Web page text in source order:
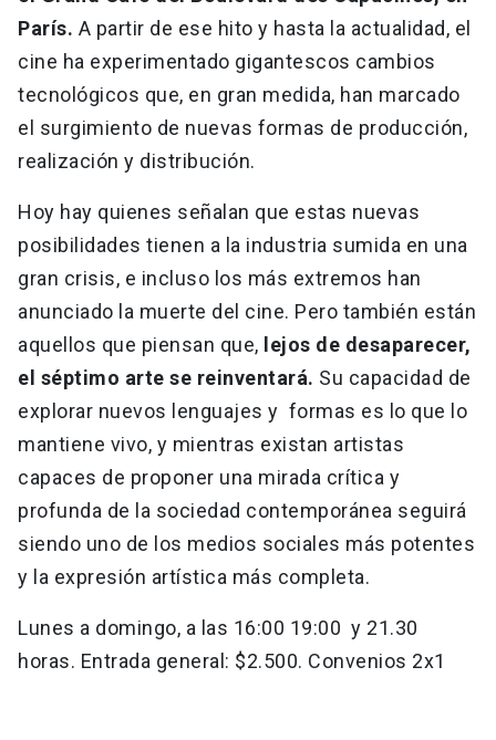
París. A partir de ese hito y hasta la actualidad, el
cine ha experimentado gigantescos cambios
tecnológicos que, en gran medida, han marcado
el surgimiento de nuevas formas de producción,
realización y distribución.
Hoy hay quienes señalan que estas nuevas
posibilidades tienen a la industria sumida en una
gran crisis, e incluso los más extremos han
anunciado la muerte del cine. Pero también están
aquellos que piensan que, lejos de desaparecer,
el séptimo arte se reinventará. Su capacidad de
explorar nuevos lenguajes y formas es lo que lo
mantiene vivo, y mientras existan artistas
capaces de proponer una mirada crítica y
profunda de la sociedad contemporánea seguirá
siendo uno de los medios sociales más potentes
y la expresión artística más completa.
Lunes a domingo, a las 16:00 19:00 y 21.30
horas. Entrada general: $2.500. Convenios 2x1